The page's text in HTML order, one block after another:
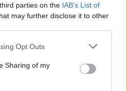
parties on the IAB’s List of
may further disclose it to other
app uses one or more Google
behaviour. You may click to
and its third-party tags to
purposes in below Google
Opt Outs
Sharing of my
álom” – Camara az F1-es